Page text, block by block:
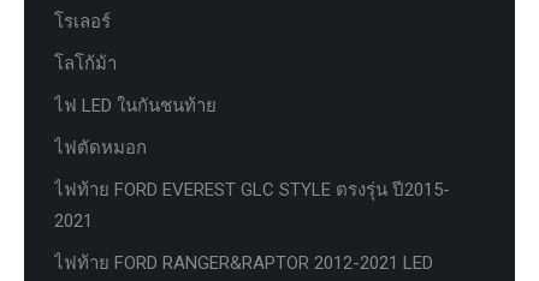
โรเลอร์
โลโก้ม้า
ไฟ LED ในกันชนท้าย
ไฟตัดหมอก
ไฟท้าย FORD EVEREST GLC STYLE ตรงรุ่น ปี2015-
2021
ไฟท้าย FORD RANGER&RAPTOR 2012-2021 LED